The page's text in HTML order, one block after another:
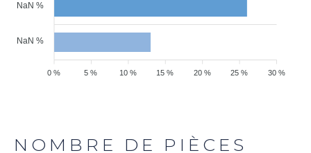
NaN %
NaN %
30 %
25 %
20 %
15 %
10 %
5 %
0 %
NOMBRE DE PIÈCES